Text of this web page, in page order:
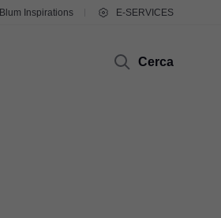
Blum Inspirations E-SERVICES
Cerca